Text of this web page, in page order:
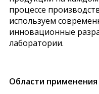
процессе
используем
инновационные
лаборатории.
Области